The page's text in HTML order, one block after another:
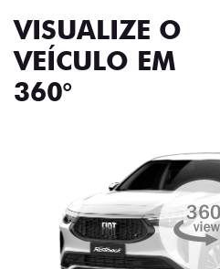
VISUALIZE O
VEÍCULO EM
360°